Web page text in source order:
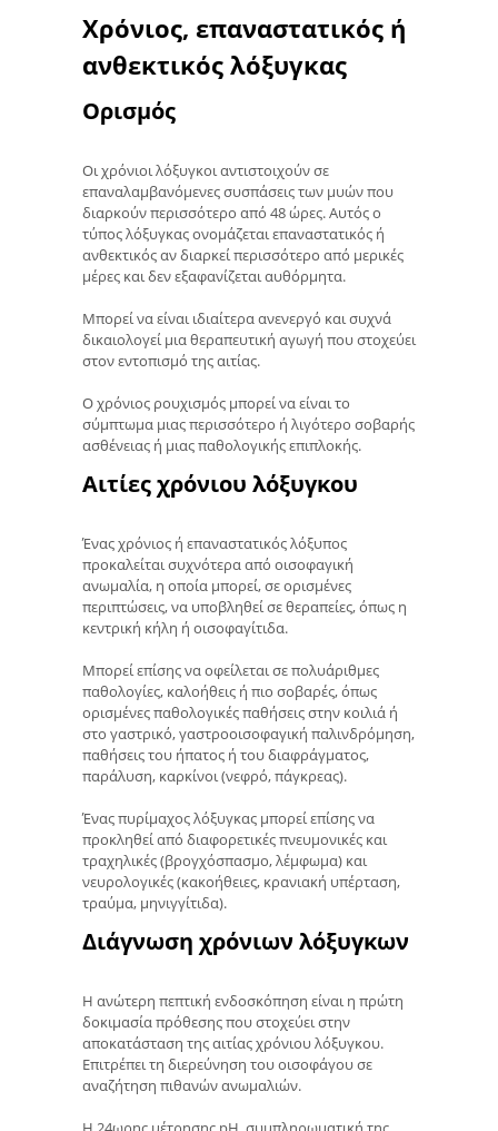
Χρόνιος, επαναστατικός ή
ανθεκτικός λόξυγκας
Ορισμός
Οι χρόνιοι λόξυγκοι αντιστοιχούν σε
επαναλαμβανόμενες συσπάσεις των μυών που
διαρκούν περισσότερο από 48 ώρες. Αυτός ο
τύπος λόξυγκας ονομάζεται επαναστατικός ή
ανθεκτικός αν διαρκεί περισσότερο από μερικές
μέρες και δεν εξαφανίζεται αυθόρμητα.
Μπορεί να είναι ιδιαίτερα ανενεργό και συχνά
δικαιολογεί μια θεραπευτική αγωγή που στοχεύει
στον εντοπισμό της αιτίας.
Ο χρόνιος ρουχισμός μπορεί να είναι το
σύμπτωμα μιας περισσότερο ή λιγότερο σοβαρής
ασθένειας ή μιας παθολογικής επιπλοκής.
Αιτίες χρόνιου λόξυγκου
Ένας χρόνιος ή επαναστατικός λόξυπος
προκαλείται συχνότερα από οισοφαγική
ανωμαλία, η οποία μπορεί, σε ορισμένες
περιπτώσεις, να υποβληθεί σε θεραπείες, όπως η
κεντρική κήλη ή οισοφαγίτιδα.
Μπορεί επίσης να οφείλεται σε πολυάριθμες
παθολογίες, καλοήθεις ή πιο σοβαρές, όπως
ορισμένες παθολογικές παθήσεις στην κοιλιά ή
στο γαστρικό, γαστροοισοφαγική παλινδρόμηση,
παθήσεις του ήπατος ή του διαφράγματος,
παράλυση, καρκίνοι (νεφρό, πάγκρεας).
Ένας πυρίμαχος λόξυγκας μπορεί επίσης να
προκληθεί από διαφορετικές πνευμονικές και
τραχηλικές (βρογχόσπασμο, λέμφωμα) και
νευρολογικές (κακοήθειες, κρανιακή υπέρταση,
τραύμα, μηνιγγίτιδα).
Διάγνωση χρόνιων λόξυγκων
Η ανώτερη πεπτική ενδοσκόπηση είναι η πρώτη
δοκιμασία πρόθεσης που στοχεύει στην
αποκατάσταση της αιτίας χρόνιου λόξυγκου.
Επιτρέπει τη διερεύνηση του οισοφάγου σε
αναζήτηση πιθανών ανωμαλιών.